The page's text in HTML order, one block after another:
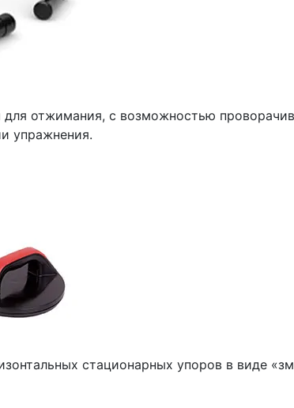
для отжимания, с возможностью
упражнения.
стационарных упоров в виде